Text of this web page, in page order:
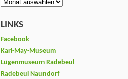
LINKS
Facebook
Karl-May-Museum
Lügenmuseum Radebeul
Radebeul Naundorf